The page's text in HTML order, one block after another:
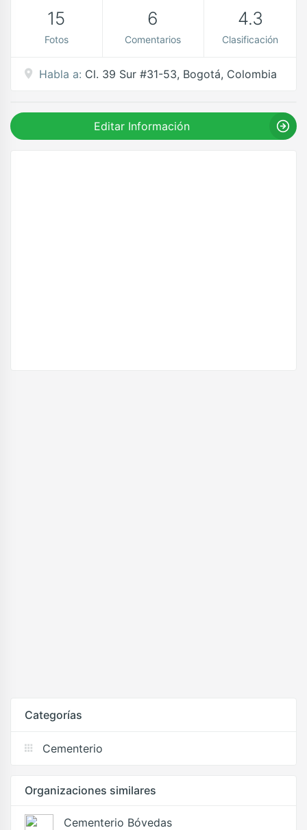
15
Fotos
6
Comentarios
4.3
Clasificación
Habla a: Cl. 39 Sur #31-53, Bogotá, Colombia
Editar Información
Categorías
Cementerio
Organizaciones similares
Cementerio Bóvedas